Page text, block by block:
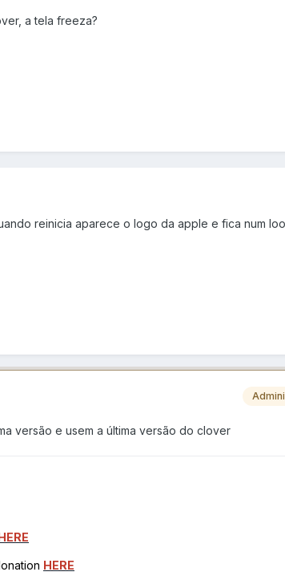
a tela freeza?
reinicia aparece o logo da apple e fica num
versão e usem a última versão do clover
HERE
HERE